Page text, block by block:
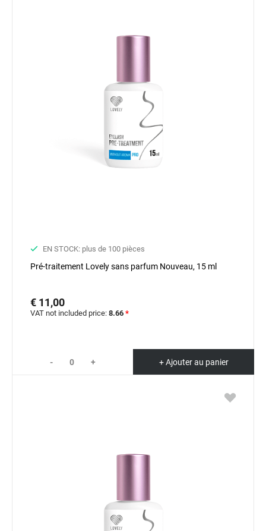
EN STOCK: plus de 100 pièces
Pré-traitement Lovely sans parfum Nouveau, 15 ml
€ 11,00
VAT not included price: 8.66 *
- + + Ajouter au panier